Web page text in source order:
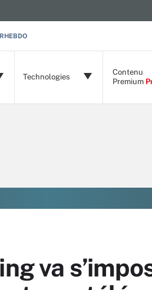
Technologies
Contenu
Premium
va